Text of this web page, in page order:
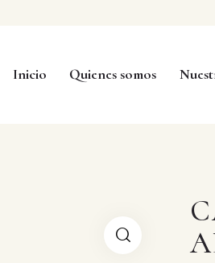
Inicio Quienes somos